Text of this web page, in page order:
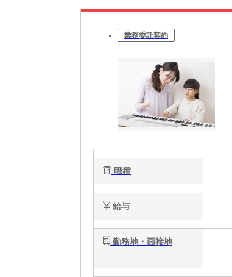
業務委託契約
職種
給与
勤務地・面接地